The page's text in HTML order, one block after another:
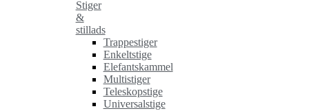
Stiger
&
stillads
Trappestiger
Enkeltstige
Elefantskammel
Multistiger
Teleskopstige
Universalstige